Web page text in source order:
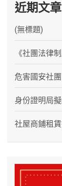
近期文章
(無標題)
《社團法律
危害國安社
身份證明局
社屋商鋪租